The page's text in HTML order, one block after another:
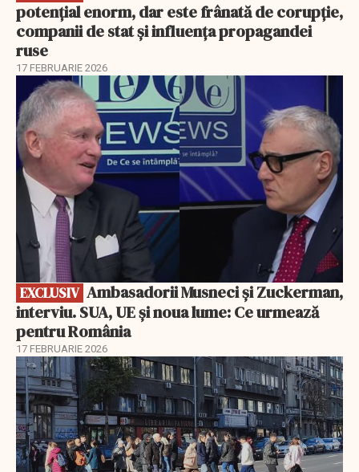
potențial enorm, dar este frânată de corupție,
companii de stat și influența propagandei
ruse
17 FEBRUARIE 2026
EXCLUSIV
EXCLUSIV
interviu. SUA, UE și noua lume: Ce urmează
pentru România
17 FEBRUARIE 2026